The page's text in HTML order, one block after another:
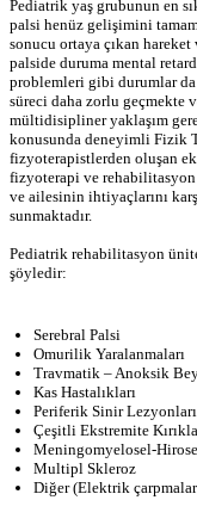
Pediatrik yaş grubunun en
palsi henüz gelişimini
sonucu ortaya çıkan
palside duruma mental
problemleri gibi durumlar
süreci daha zorlu geçmekte
mültidisipliner yaklaşım
konusunda deneyimli Fizik
fizyoterapistlerden oluşan
fizyoterapi ve rehabilitasyon
ve ailesinin ihtiyaçlarını
sunmaktadır.
Pediatrik rehabilitasyon
şöyledir:
Serebral Palsi
Omurilik Yaralanmaları
Travmatik – Anoksik
Kas Hastalıkları
Periferik Sinir Lezyonları
Çeşitli Ekstremite
Meningomyelosel-
Multipl Skleroz
Diğer (Elektrik